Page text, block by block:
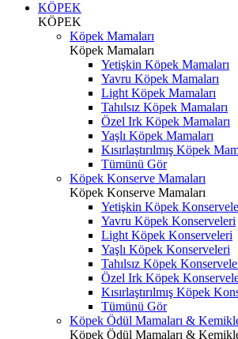
KÖPEK
KÖPEK
Köpek Mamaları
Köpek Mamaları
Yetişkin Köpek Mamaları
Yavru Köpek Mamaları
Light Köpek Mamaları
Tahılsız Köpek Mamaları
Özel Irk Köpek Mamaları
Yaşlı Köpek Mamaları
Kısırlaştırılmış Köpek
Tümünü Gör
Köpek Konserve Mamaları
Köpek Konserve Mamaları
Yetişkin Köpek
Yavru Köpek Konserveleri
Light Köpek Konserveleri
Yaşlı Köpek Konserveleri
Tahılsız Köpek
Özel Irk Köpek
Kısırlaştırılmış Köpek
Tümünü Gör
Köpek Ödül Mamaları &
Köpek Ödül Mamaları &